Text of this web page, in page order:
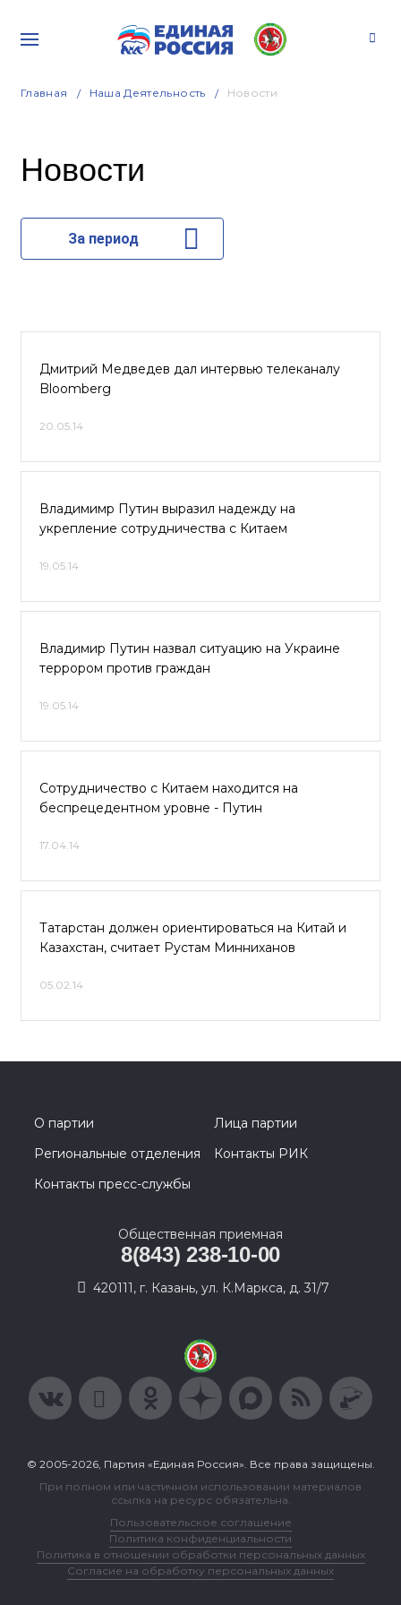
Главная Наша Деятельность Новости
Новости
За период
Дмитрий Медведев дал интервью телеканалу
Bloomberg
20.05.14
Владимимр Путин выразил надежду на
укрепление сотрудничества с Китаем
19.05.14
Владимир Путин назвал ситуацию на Украине
террором против граждан
19.05.14
Сотрудничество с Китаем находится на
беспрецедентном уровне - Путин
17.04.14
Татарстан должен ориентироваться на Китай и
Казахстан, считает Рустам Минниханов
05.02.14
О партии
Лица партии
Региональные отделения
Контакты РИК
Контакты пресс-службы
Общественная приемная
8(843) 238-10-00
420111, г. Казань, ул. К.Маркса, д. 31/7
© 2005-2026, Партия «Единая Россия». Все права защищены.
При полном или частичном использовании материалов
ссылка на ресурс обязательна.
Пользовательское соглашение
Политика конфиденциальности
Политика в отношении обработки персональных данных
Согласие на обработку персональных данных